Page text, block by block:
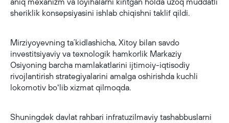
sheriklik konsepsiyasini ishlab chiqishni taklif qildi.
Mirziyoyevning taʼkidlashicha, Xitoy bilan savdo
investitsiyaviy va texnologik hamkorlik Markaziy
Osiyoning barcha mamlakatlarini ijtimoiy-iqtisodiy
rivojlantirish strategiyalarini amalga oshirishda kuchli
lokomotiv boʻlib xizmat qilmoqda.
Shuningdek davlat rahbari infratuzilmaviy tashabbuslarni